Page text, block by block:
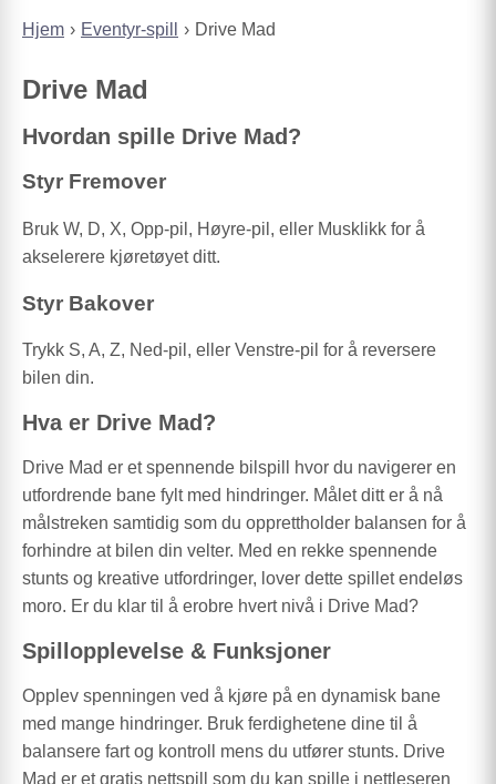
Hjem Eventyr-spill Drive Mad
Drive Mad
Hvordan spille Drive Mad?
Styr Fremover
Bruk W, D, X, Opp-pil, Høyre-pil, eller Musklikk for å
akselerere kjøretøyet ditt.
Styr Bakover
Trykk S, A, Z, Ned-pil, eller Venstre-pil for å reversere
bilen din.
Hva er Drive Mad?
Drive Mad er et spennende bilspill hvor du navigerer en
utfordrende bane fylt med hindringer. Målet ditt er å nå
målstreken samtidig som du opprettholder balansen for å
forhindre at bilen din velter. Med en rekke spennende
stunts og kreative utfordringer, lover dette spillet endeløs
moro. Er du klar til å erobre hvert nivå i Drive Mad?
Spillopplevelse & Funksjoner
Opplev spenningen ved å kjøre på en dynamisk bane
med mange hindringer. Bruk ferdighetene dine til å
balansere fart og kontroll mens du utfører stunts. Drive
Mad er et gratis nettspill som du kan spille i nettleseren